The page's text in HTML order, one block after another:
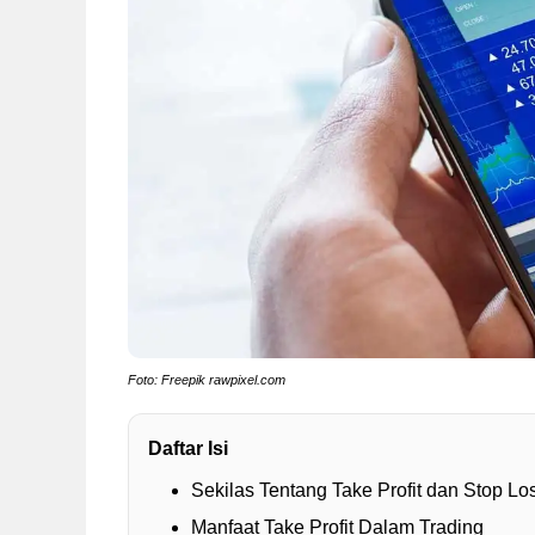
Foto: Freepik rawpixel.com
Daftar Isi
Sekilas Tentang Take Profit dan Stop
Manfaat Take Profit Dalam Trading